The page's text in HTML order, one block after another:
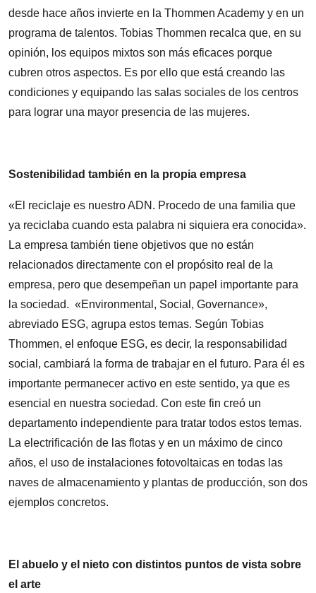
desde hace años invierte en la Thommen Academy y en un
programa de talentos. Tobias Thommen recalca que, en su
opinión, los equipos mixtos son más eficaces porque
cubren otros aspectos. Es por ello que está creando las
condiciones y equipando las salas sociales de los centros
para lograr una mayor presencia de las mujeres.
Sostenibilidad también en la propia empresa
«El reciclaje es nuestro ADN. Procedo de una familia que
ya reciclaba cuando esta palabra ni siquiera era conocida».
La empresa también tiene objetivos que no están
relacionados directamente con el propósito real de la
empresa, pero que desempeñan un papel importante para
la sociedad. «Environmental, Social, Governance»,
abreviado ESG, agrupa estos temas. Según Tobias
Thommen, el enfoque ESG, es decir, la responsabilidad
social, cambiará la forma de trabajar en el futuro. Para él es
importante permanecer activo en este sentido, ya que es
esencial en nuestra sociedad. Con este fin creó un
departamento independiente para tratar todos estos temas.
La electrificación de las flotas y en un máximo de cinco
años, el uso de instalaciones fotovoltaicas en todas las
naves de almacenamiento y plantas de producción, son dos
ejemplos concretos.
El abuelo y el nieto con distintos puntos de vista sobre
el arte